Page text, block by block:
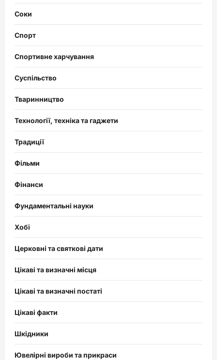
Соки
Спорт
Спортивне харчування
Суспільство
Тваринництво
Технології, техніка та гаджети
Традиції
Фільми
Фінанси
Фундаментальні науки
Хобі
Церковні та святкові дати
Цікаві та визначні місця
Цікаві та визначні постаті
Цікаві факти
Шкідники
Ювелірні вироби та прикраси